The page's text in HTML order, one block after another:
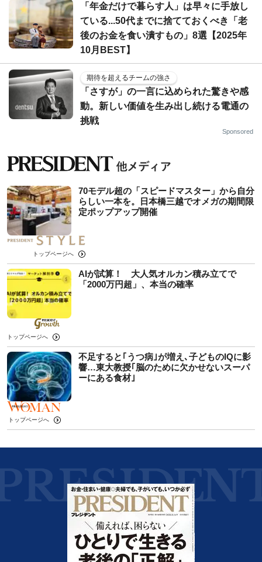
「年金だけで暮らす人」は早々に手放し
ている...50代までに捨てておくべき「老
後のお金を食い潰すもの」8選【2025年
10月BEST】
期待を超えるチームの強さ
「さすが」の一言に込められた驚きや感
動。新しい価値を生み出し続ける電通の
挑戦
Sponsored
70モデル超の「スピードマスター」から自分
らしい一本を。日本橋三越でオメガの期間限
定ポップアップ開催
トップページへ
AIが試算！ 大人気オルカン積み立てで
「2000万円超」、本当の確率
トップページへ
不足すると｢うつ病｣が増え､子どものIQに影
響…東大教授｢脳のために欠かせないスーパ
ーにある食材｣
トップページへ